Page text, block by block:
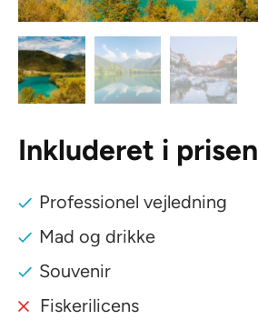
Inkluderet i prisen
Professionel vejledning
Mad og drikke
Souvenir
Fiskerilicens